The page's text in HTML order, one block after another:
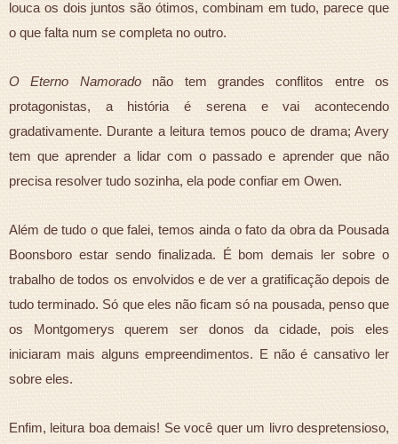
louca os dois juntos são ótimos, combinam em tudo, parece que
o que falta num se completa no outro.
O Eterno Namoradonão tem grandes conflitos entre os
protagonistas, a história é serena e vai acontecendo
gradativamente. Durante a leitura temos pouco de drama; Avery
tem que aprender a lidar com o passado e aprender que não
precisa resolver tudo sozinha, ela pode confiar em Owen.
Além de tudo o que falei, temos ainda o fato da obra da Pousada
Boonsboro estar sendo finalizada. É bom demais ler sobre o
trabalho de todos os envolvidos e de ver a gratificação depois de
tudo terminado. Só que eles não ficam só na pousada, penso que
os Montgomerys querem ser donos da cidade, pois eles
iniciaram mais alguns empreendimentos. E não é cansativo ler
sobre eles.
Enfim, leitura boa demais! Se você quer um livro despretensioso,